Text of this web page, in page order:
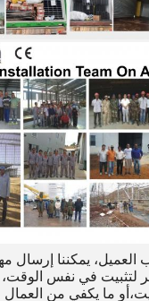
العميل، يمكننا إرسال
لتثبيت في نفس
ما يكفي من